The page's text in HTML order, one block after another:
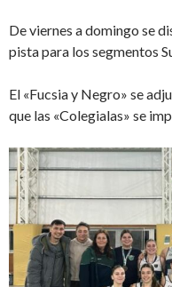
De viernes a domingo se
pista para los segmentos
El «Fucsia y Negro» se
que las «Colegialas» se